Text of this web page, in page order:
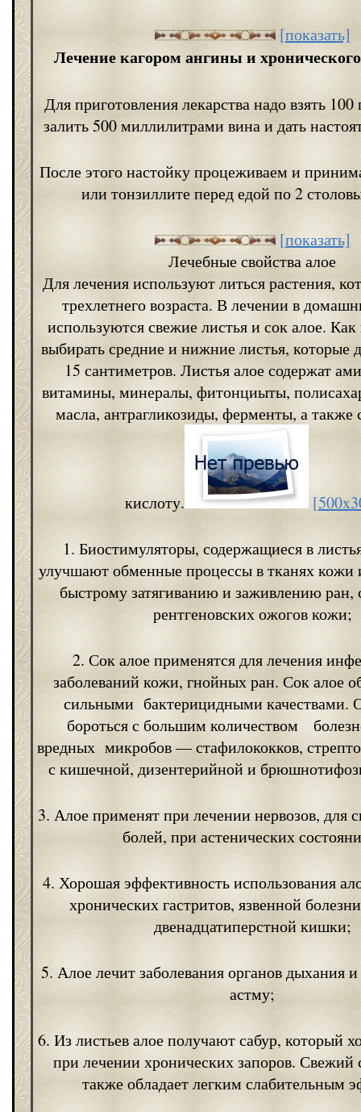
[показать]
Лечение кагором ангины и
Для приготовления лекарства надо взять
залить 500 миллилитрами вина и дать
После этого настойку процеживаем и
или тонзиллите перед едой по 2
[показать]
Лечебные свойства алое
Для лечения используют литься растения,
трехлетнего возраста. В лечении в
используются свежие листья и сок алое.
выбирать средние и нижние листья, которые
15 сантиметров. Листья алое содержат
витамины, минералы, фитонциыты,
масла, антрагликозиды, ферменты, а также
кислоту.
1. Биостимуляторы, содержащиеся в
улучшают обменные процессы в тканях кожи
быстрому затягиванию и заживлению ран,
рентгеновских ожогов кожи;
2. Сок алое применятся для лечения
заболеваний кожи, гнойных ран. Сок алое
сильными бактерицидными качествами.
бороться с большим количеством
вредных микробов — стафилококков,
с кишечной, дизентерийной и
3. Алое применят при лечении нервозов, для
болей, при астенических
4. Хорошая эффективность использования
хронических гастритов, язвенной
двенадцатиперстной кишки;
5. Алое лечит заболевания органов дыхания
астму;
6. Из листьев алое получают сабур, который
при лечении хронических запоров. Свежий
также обладает легким слабительным